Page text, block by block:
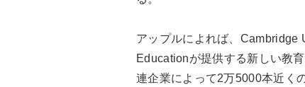
アップルによれば、
Educationが提供する新しい教
連企業によって2万5000本近く